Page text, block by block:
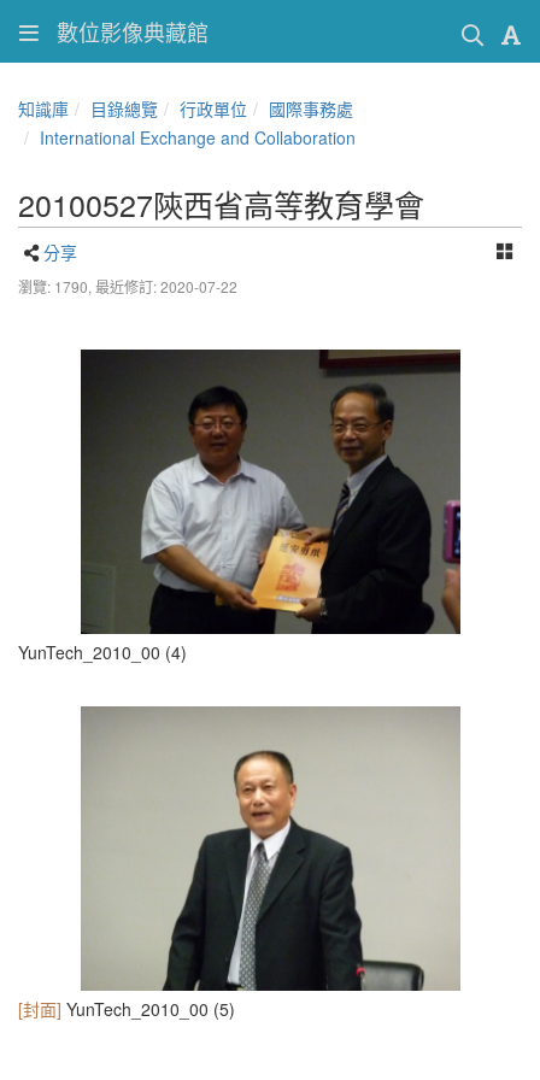
數位影像典藏館
知識庫 目錄總覽 行政單位
國際事務處
International Exchange and Collaboration
20100527陝西省高等教育學會
分享
瀏覽: 1790, 最近修訂: 2020-07-22
YunTech_2010_00 (4)
[封面] YunTech_2010_00 (5)